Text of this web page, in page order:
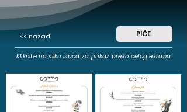
<< nazad PIĆE
Kliknite na sliku ispod za prikaz preko celog ekrana